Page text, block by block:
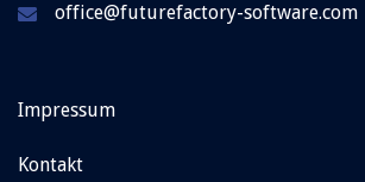
office@futurefactory-software.com
Impressum
Kontakt